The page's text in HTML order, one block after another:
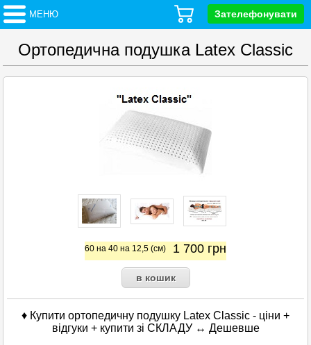
МЕНЮ Зателефонувати
Ортопедична подушка Latex Classic
60 на 40 на 12,5 (см) 1 700 грн
♦ Купити ортопедичну подушку Latex Classic - ціни +
відгуки + купити зі СКЛАДУ ↔ Дешевше